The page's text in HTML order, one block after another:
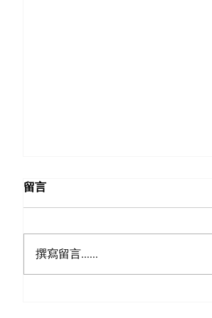
留言
撰寫留言......